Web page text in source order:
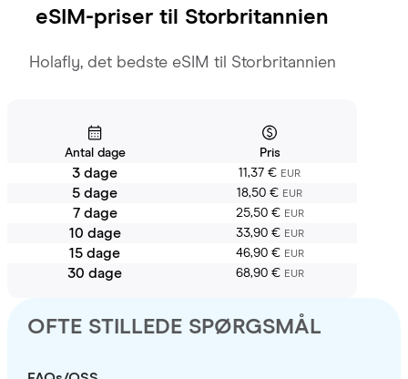
eSIM-priser til Storbritannien
Holafly, det bedste eSIM til Storbritannien
Antal dage Pris
3 dage 11,37 € EUR
5 dage 18,50 € EUR
7 dage 25,50 € EUR
10 dage 33,90 € EUR
15 dage 46,90 € EUR
30 dage 68,90 € EUR
OFTE STILLEDE SPØRGSMÅL